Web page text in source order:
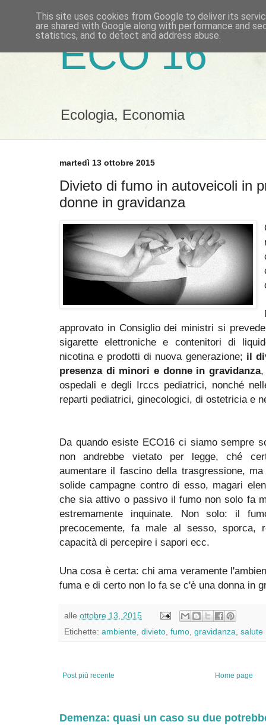
ECO 16
Ecologia, Economia
martedì 13 ottobre 2015
Divieto di fumo in autoveicoli in
donne in gravidanza
approvato in Consiglio dei ministri si
sigarette elettroniche e contenitori di
nicotina e prodotti di nuova generazione; il
presenza di minori e donne in gravidanza,
ospedali e degli Irccs pediatrici, nonché
reparti pediatrici, ginecologici, di ostetricia e
Da quando esiste ECO16 ci siamo sempre
non andrebbe vietato per legge, ché
aumentare il fascino della trasgressione,
solide campagne contro di esso, magari
che sia attivo o passivo il fumo non solo fa
estremamente inquinate. Non solo: il
precocemente, fa male al sesso, sporca,
capacità di percepire i sapori ecc.
Una cosa è certa: chi ama veramente
fuma e di certo non lo fa se c'è una donna in
alle ottobre 13, 2015
Etichette: ambiente divieto fumo gravidanza salute
Post più recente Home page
Demenza: quasi un caso su due
This site uses cookies from Google to deliver its
are shared with Google along with performance and
statistics, and to detect and address abuse.